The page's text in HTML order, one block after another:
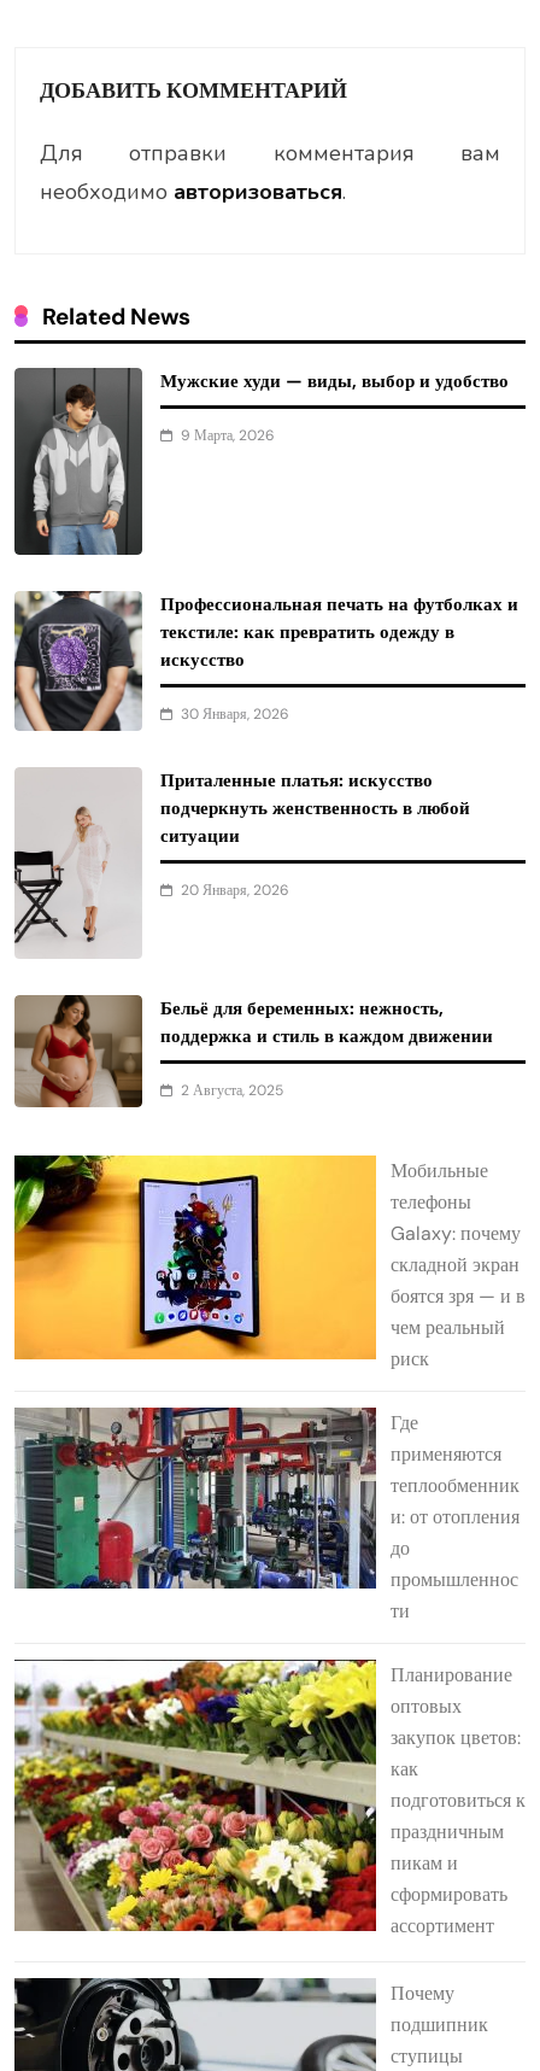
ДОБАВИТЬ КОММЕНТАРИЙ
Для отправки комментария вам
необходимо авторизоваться.
Related News
Мужские худи — виды, выбор и удобство
9 Марта, 2026
Профессиональная печать на футболках и
текстиле: как превратить одежду в
искусство
30 Января, 2026
Приталенные платья: искусство
подчеркнуть женственность в любой
ситуации
20 Января, 2026
Бельё для беременных: нежность,
поддержка и стиль в каждом движении
2 Августа, 2025
Мобильные
телефоны
Galaxy: почему
складной экран
боятся зря — и в
чем реальный
риск
Где
применяются
теплообменник
и: от отопления
до
промышленнос
ти
Планирование
оптовых
закупок цветов:
как
подготовиться к
праздничным
пикам и
сформировать
ассортимент
Почему
подшипник
ступицы